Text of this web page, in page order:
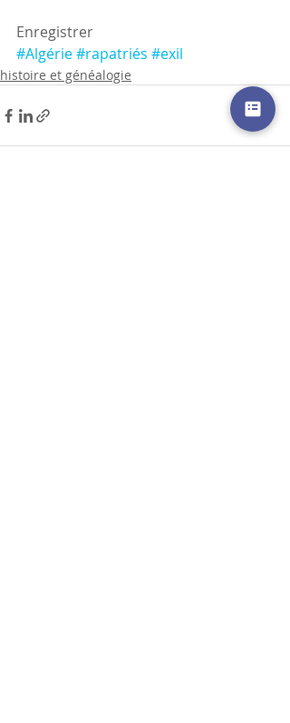
Enregistrer
#Algérie#rapatriés #exil
histoire et généalogie